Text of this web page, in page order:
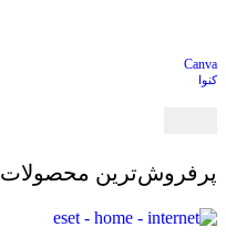
Canva
کنوا
پرفروش‌ترین محصولات